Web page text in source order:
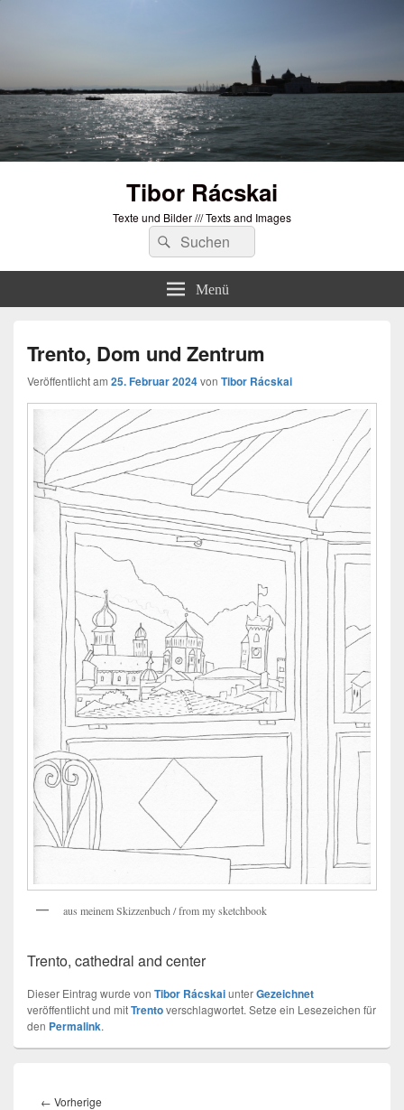
Tibor Rácskai
Texte und Bilder /// Texts and Images
Suchen
nach:
Suchen
Menü
Trento, Dom und Zentrum
Veröffentlicht am 25. Februar 2024von Tibor Rácskai
aus meinem Skizzenbuch / from my sketchbook
Trento, cathedral and center
Dieser Eintrag wurde von Tibor RácskaiunterGezeichnet
veröffentlicht und mitTrentoverschlagwortet. Setze ein Lesezeichen für
den Permalink.
← Vorherige